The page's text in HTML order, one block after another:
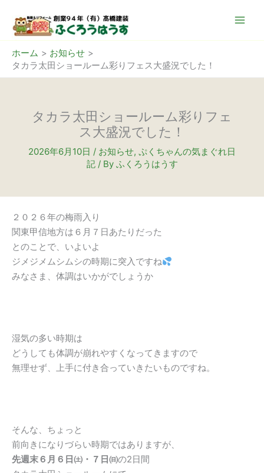
ッ
ホーム
お知らせ
タカラ太田ショールーム彩りフェス大盛況でした！
タカラ太田ショールーム彩りフェ
ス大盛況でした！
2026年6月10日 / お知らせ, ぷくちゃんの気まぐれ日
記/ By ふくろうはうす
２０２６年の梅雨入り
関東甲信地方は６月７日あたりだった
とのことで、いよいよ
ジメジメムシムシの時期に突入ですね
みなさま、体調はいかがでしょうか
湿気の多い時期は
どうしても体調が崩れやすくなってきますので
無理せず、上手に付き合っていきたいものですね。
そんな、ちょっと
前向きになりづらい時期ではありますが、
先週末６月６日㈯・７日㈰の2日間